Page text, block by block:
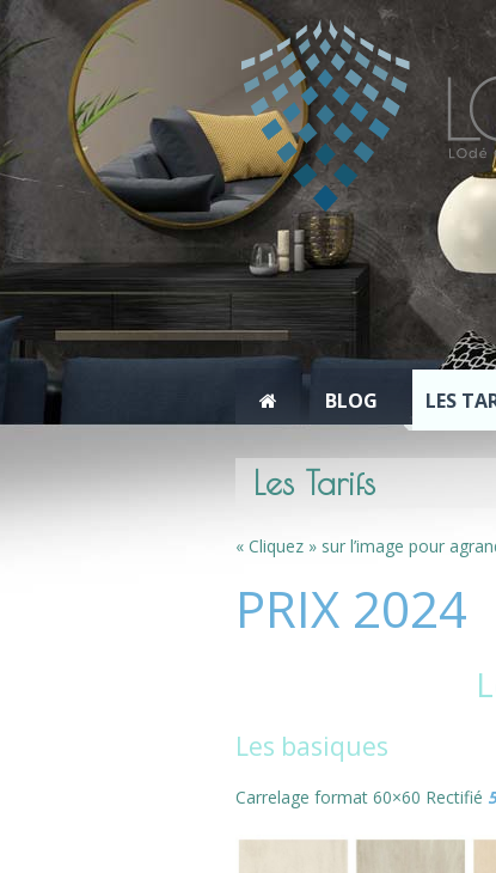
BLOG LES
Les Tarifs
« Cliquez » sur l’image pour
PRIX 2024
Les basiques
Carrelage format 60×60 Rectifié